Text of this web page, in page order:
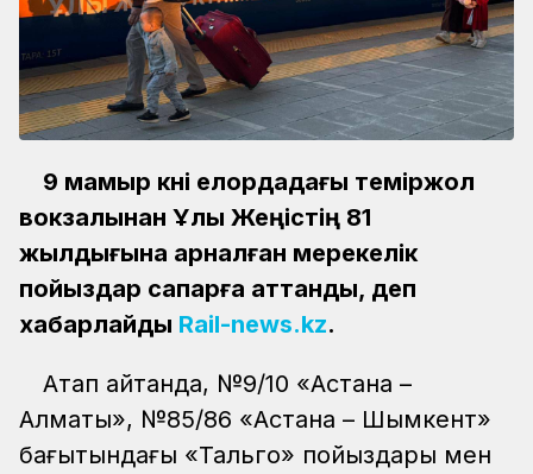
9 мамыр күні елордадағы теміржол
вокзалынан Ұлы Жеңістің 81
жылдығына арналған мерекелік
пойыздар сапарға аттанды, деп
хабарлайды Rail-news.kz.
Атап айтқанда, №9/10 «Астана –
Алматы», №85/86 «Астана – Шымкент»
бағытындағы «Тальго» пойыздары мен